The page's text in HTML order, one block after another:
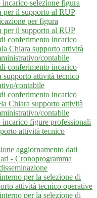
selezione figura
per il supporto al RUP
per figura
per il supporto al RUP
conferimento incarico
Chiara supporto attività
contabile
conferimento incarico
attività tecnico
contabile
conferimento incarico
Chiara supporto attività
contabile
figure professionali
attività tecnico
aggiornamento dati
- Cronoprogramma
per la selezione di
attività tecnico operative
per la selezione di